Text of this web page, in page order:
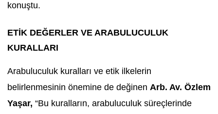
konuştu.
ETİK DEĞERLER VE ARABULUCULUK
KURALLARI
Arabuluculuk kuralları ve etik ilkelerin
belirlenmesinin önemine de değinen Arb. Av. Özlem
Yaşar, “Bu kuralların, arabuluculuk süreçlerinde